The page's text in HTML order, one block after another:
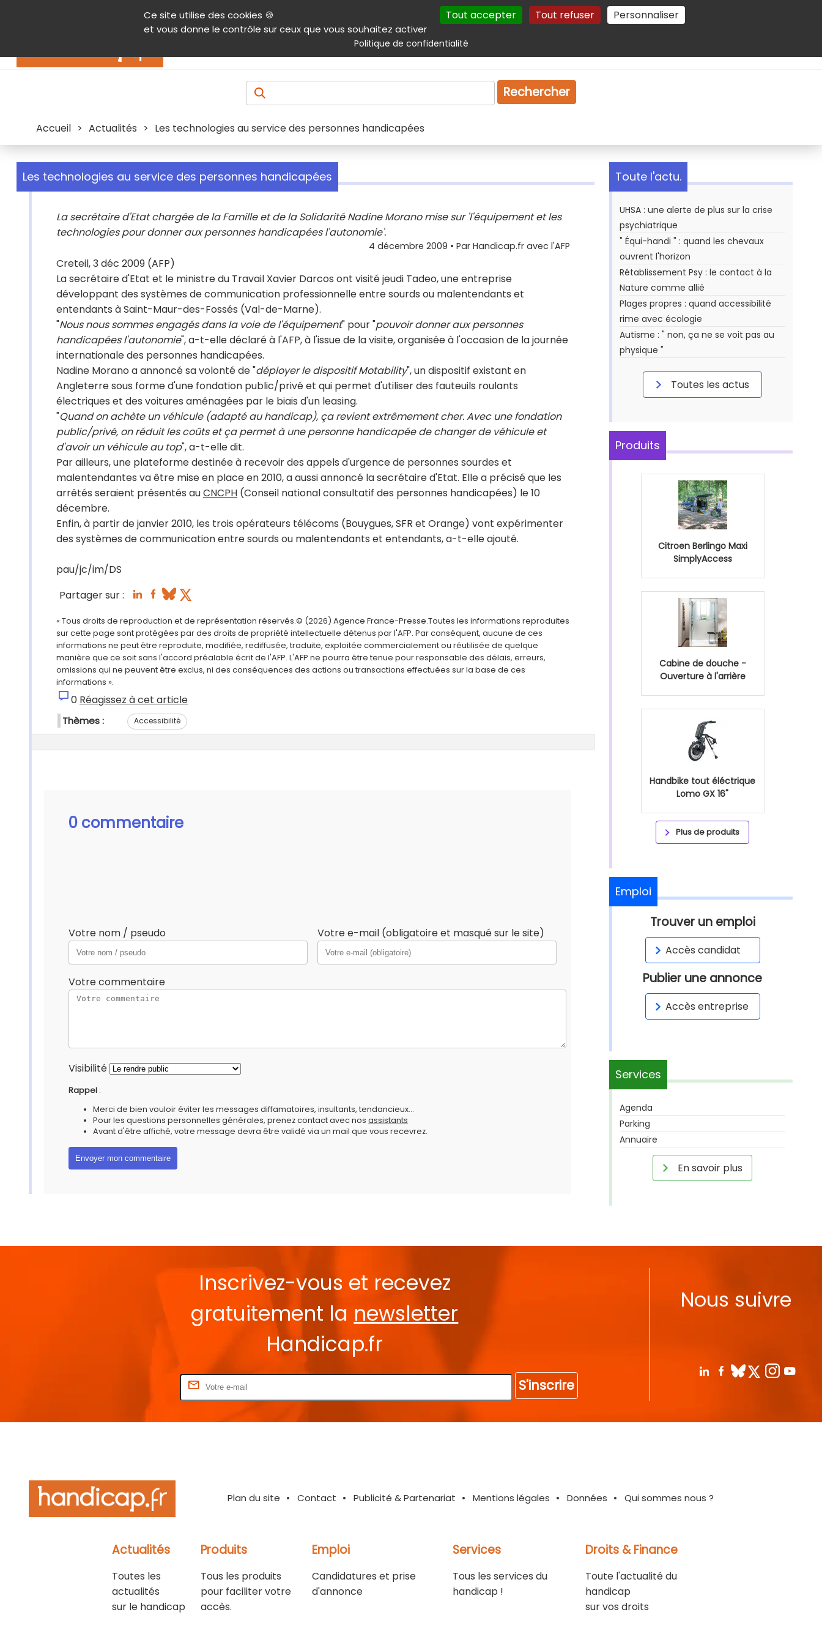
Ce site utilise des cookies 🍪
et vous donne le contrôle sur ceux que vous souhaitez activer
Tout accepter Tout refuser Personnaliser
Politique de confidentialité
Contenu Aide et accessibilité Menu principal Autres services Plan du site Gestion des cookies
Produits & services Emploi Droit
Rechercher
Accueil > Actualités > Les technologies au service des personnes handicapées
Les technologies au service des personnes handicapées
La secrétaire d'Etat chargée de la Famille et de la Solidarité Nadine Morano mise sur 'l'équipement et les
technologies pour donner aux personnes handicapées l'autonomie'.
4 décembre 2009 • Par Handicap.fr avec l'AFP
Creteil, 3 déc 2009 (AFP)
La secrétaire d'Etat et le ministre du Travail Xavier Darcos ont visité jeudi Tadeo, une entreprise
développant des systèmes de communication professionnelle entre sourds ou malentendants et
entendants à Saint-Maur-des-Fossés (Val-de-Marne).
"Nous nous sommes engagés dans la voie de l'équipement" pour "pouvoir donner aux personnes
handicapées l'autonomie", a-t-elle déclaré à l'AFP, à l'issue de la visite, organisée à l'occasion de la journée
internationale des personnes handicapées.
Nadine Morano a annoncé sa volonté de "déployer le dispositif Motability", un dispositif existant en
Angleterre sous forme d'une fondation public/privé et qui permet d'utiliser des fauteuils roulants
électriques et des voitures aménagées par le biais d'un leasing.
"Quand on achète un véhicule (adapté au handicap), ça revient extrêmement cher. Avec une fondation
public/privé, on réduit les coûts et ça permet à une personne handicapée de changer de véhicule et
d'avoir un véhicule au top", a-t-elle dit.
Par ailleurs, une plateforme destinée à recevoir des appels d'urgence de personnes sourdes et
malentendantes va être mise en place en 2010, a aussi annoncé la secrétaire d'Etat. Elle a précisé que les
arrêtés seraient présentés auCNCPH (Conseil national consultatif des personnes handicapées) le 10
décembre.
Enfin, à partir de janvier 2010, les trois opérateurs télécoms (Bouygues, SFR et Orange) vont expérimenter
des systèmes de communication entre sourds ou malentendants et entendants, a-t-elle ajouté.
pau/jc/im/DS
Partager sur :
« Tous droits de reproduction et de représentation réservés.© (2026) Agence France-Presse.Toutes les informations reproduites
sur cette page sont protégées par des droits de propriété intellectuelle détenus par l'AFP. Par conséquent, aucune de ces
informations ne peut être reproduite, modifiée, rediffusée, traduite, exploitée commercialement ou réutilisée de quelque
manière que ce soit sans l'accord préalable écrit de l'AFP. L'AFP ne pourra être tenue pour responsable des délais, erreurs,
omissions qui ne peuvent être exclus, ni des conséquences des actions ou transactions effectuées sur la base de ces
informations ».
0 Réagissez à cet article
Thèmes : Accessibilité
0 commentaire
Votre nom / pseudo Votre e-mail (obligatoire et masqué sur le site)
Votre commentaire
Visibilité
Rappel :
Merci de bien vouloir éviter les messages diffamatoires, insultants, tendancieux...
Pour les questions personnelles générales, prenez contact avec nos assistants
Avant d'être affiché, votre message devra être validé via un mail que vous recevrez.
Toute l'actu.
UHSA : une alerte de plus sur la crise
psychiatrique
" Équi-handi " : quand les chevaux
ouvrent l'horizon
Rétablissement Psy : le contact à la
Nature comme allié
Plages propres : quand accessibilité
rime avec écologie
Autisme : " non, ça ne se voit pas au
physique "
Toutes les actus
Produits
Citroen Berlingo Maxi
SimplyAccess
Cabine de douche -
Ouverture à l'arrière
Handbike tout éléctrique
Lomo GX 16"
Plus de produits
Emploi
Trouver un emploi
Accès candidat
Publier une annonce
Accès entreprise
Services
Agenda
Parking
Annuaire
En savoir plus
Inscrivez-vous et recevez
gratuitement la newsletter
Handicap.fr
S'inscrire
Nous suivre
Plan du site Contact Publicité & Partenariat Mentions légales Données Qui sommes nous ?
Actualités
Toutes les
actualités
sur le handicap
Produits
Tous les produits
pour faciliter votre
accès.
Emploi
Candidatures et prise
d'annonce
Services
Tous les services du
handicap !
Droits & Finance
Toute l'actualité du
handicap
sur vos droits